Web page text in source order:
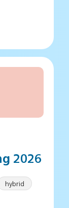
2026
hybrid